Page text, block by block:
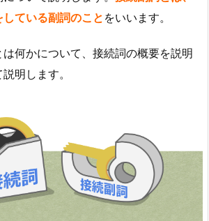
ている副詞のこと をいいます。
は何かについて、接続詞の概要を説明
明します。